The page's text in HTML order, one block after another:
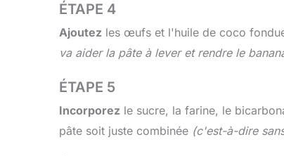
ÉTAPE 4
Ajoutez les œufs et l'huile de coco
va aider la pâte à lever et rendre le
ÉTAPE 5
Incorporez le sucre, la farine, le
pâte soit juste combinée (c'est-à-dire